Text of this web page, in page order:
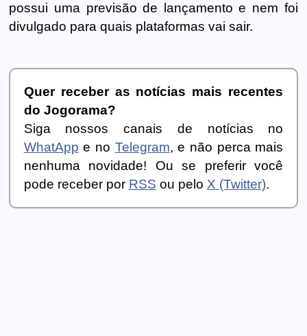
possui uma previsão de lançamento e nem foi
divulgado para quais plataformas vai sair.
Quer receber as notícias mais recentes
do Jogorama?
Siga nossos canais de notícias no
WhatApp e no Telegram, e não perca mais
nenhuma novidade! Ou se preferir você
pode receber por RSS ou pelo X (Twitter).